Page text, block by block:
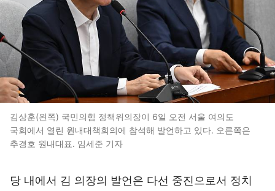
김상훈(왼쪽) 국민의힘 정책위의장이 6일 오전 서울 여의도
국회에서 열린 원내대책회의에 참석해 발언하고 있다. 오른쪽은
추경호 원내대표. 임세준 기자
당 내에서 김 의장의 발언은 다선 중진으로서 정치